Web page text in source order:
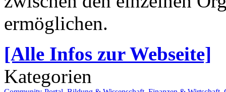
ermöglichen.
[Alle Infos zur Webseite]
Kategorien